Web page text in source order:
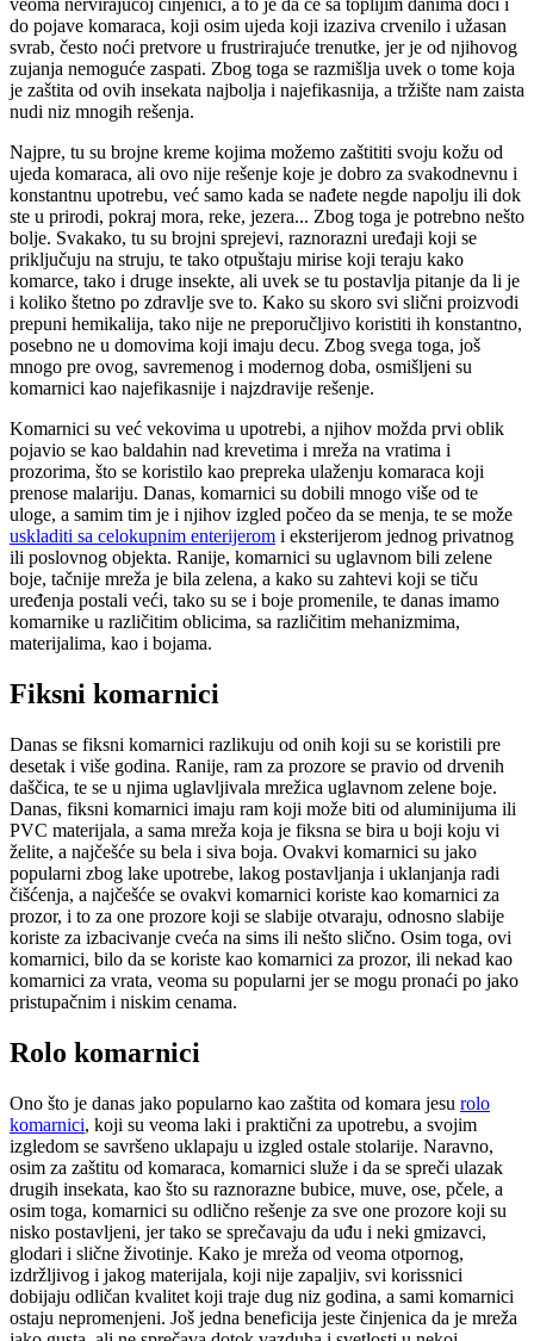
veoma nervirajućoj činjenici, a to je da će sa toplijim danima doći i
do pojave komaraca, koji osim ujeda koji izaziva crvenilo i užasan
svrab, često noći pretvore u frustrirajuće trenutke, jer je od njihovog
zujanja nemoguće zaspati. Zbog toga se razmišlja uvek o tome koja
je zaštita od ovih insekata najbolja i najefikasnija, a tržište nam zaista
nudi niz mnogih rešenja.
Najpre, tu su brojne kreme kojima možemo zaštititi svoju kožu od
ujeda komaraca, ali ovo nije rešenje koje je dobro za svakodnevnu i
konstantnu upotrebu, već samo kada se nađete negde napolju ili dok
ste u prirodi, pokraj mora, reke, jezera... Zbog toga je potrebno nešto
bolje. Svakako, tu su brojni sprejevi, raznorazni uređaji koji se
priključuju na struju, te tako otpuštaju mirise koji teraju kako
komarce, tako i druge insekte, ali uvek se tu postavlja pitanje da li je
i koliko štetno po zdravlje sve to. Kako su skoro svi slični proizvodi
prepuni hemikalija, tako nije ne preporučljivo koristiti ih konstantno,
posebno ne u domovima koji imaju decu. Zbog svega toga, još
mnogo pre ovog, savremenog i modernog doba, osmišljeni su
komarnici kao najefikasnije i najzdravije rešenje.
Komarnici su već vekovima u upotrebi, a njihov možda prvi oblik
pojavio se kao baldahin nad krevetima i mreža na vratima i
prozorima, što se koristilo kao prepreka ulaženju komaraca koji
prenose malariju. Danas, komarnici su dobili mnogo više od te
uloge, a samim tim je i njihov izgled počeo da se menja, te se može
uskladiti sa celokupnim enterijerom i eksterijerom jednog privatnog
ili poslovnog objekta. Ranije, komarnici su uglavnom bili zelene
boje, tačnije mreža je bila zelena, a kako su zahtevi koji se tiču
uređenja postali veći, tako su se i boje promenile, te danas imamo
komarnike u različitim oblicima, sa različitim mehanizmima,
materijalima, kao i bojama.
Fiksni komarnici
Danas se fiksni komarnici razlikuju od onih koji su se koristili pre
desetak i više godina. Ranije, ram za prozore se pravio od drvenih
daščica, te se u njima uglavljivala mrežica uglavnom zelene boje.
Danas, fiksni komarnici imaju ram koji može biti od aluminijuma ili
PVC materijala, a sama mreža koja je fiksna se bira u boji koju vi
želite, a najčešće su bela i siva boja. Ovakvi komarnici su jako
popularni zbog lake upotrebe, lakog postavljanja i uklanjanja radi
čišćenja, a najčešće se ovakvi komarnici koriste kao komarnici za
prozor, i to za one prozore koji se slabije otvaraju, odnosno slabije
koriste za izbacivanje cveća na sims ili nešto slično. Osim toga, ovi
komarnici, bilo da se koriste kao komarnici za prozor, ili nekad kao
komarnici za vrata, veoma su popularni jer se mogu pronaći po jako
pristupačnim i niskim cenama.
Rolo komarnici
Ono što je danas jako popularno kao zaštita od komara jesu rolo
komarnici, koji su veoma laki i praktični za upotrebu, a svojim
izgledom se savršeno uklapaju u izgled ostale stolarije. Naravno,
osim za zaštitu od komaraca, komarnici služe i da se spreči ulazak
drugih insekata, kao što su raznorazne bubice, muve, ose, pčele, a
osim toga, komarnici su odlično rešenje za sve one prozore koji su
nisko postavljeni, jer tako se sprečavaju da uđu i neki gmizavci,
glodari i slične životinje. Kako je mreža od veoma otpornog,
izdržljivog i jakog materijala, koji nije zapaljiv, svi korissnici
dobijaju odličan kvalitet koji traje dug niz godina, a sami komarnici
ostaju nepromenjeni. Još jedna beneficija jeste činjenica da je mreža